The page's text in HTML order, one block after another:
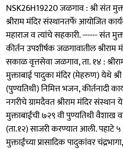
NSK26H19220 जळगाव : श्री संत
श्रीराम मंदिर संस्थानतर्फे आयोजित
महाराज व त्यांचे सहकारी. ------ संत
कीर्तन उपशीर्षक जळगावातील
सकाळ वृत्तसेवा जळगाव, ता. १४ :
मुक्ताबाई पादुका मंदिर (मेहरुण) येथे
(पुण्यतिथी) निमित्त भजन, कीर्तनादी
नगरीचे ग्रामदैवत श्रीराम मंदिर
मुक्ताबाईंची ७२९ वी पुण्यतिथी वैशाख
(ता.१२) साजरी करण्यात आली. पहाटे ५
मुक्ताईंच्या प्रासादिक पादुकांवर